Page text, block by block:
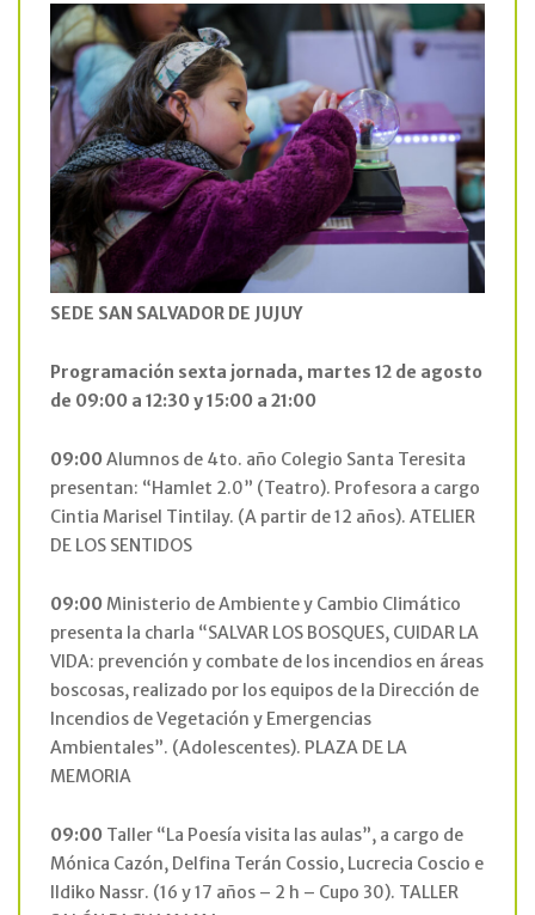
SEDE SAN SALVADOR DE JUJUY
Programación sexta jornada, martes 12 de agosto
de 09:00 a 12:30 y 15:00 a 21:00
09:00Alumnos de 4to. año Colegio Santa Teresita
presentan: “Hamlet 2.0” (Teatro). Profesora a cargo
Cintia Marisel Tintilay. (A partir de 12 años). ATELIER
DE LOS SENTIDOS
09:00Ministerio de Ambiente y Cambio Climático
presenta la charla “SALVAR LOS BOSQUES, CUIDAR LA
VIDA: prevención y combate de los incendios en áreas
boscosas, realizado por los equipos de la Dirección de
Incendios de Vegetación y Emergencias
Ambientales”. (Adolescentes). PLAZA DE LA
MEMORIA
09:00 Taller “La Poesía visita las aulas”, a cargo de
Mónica Cazón, Delfina Terán Cossio, Lucrecia Coscio e
Ildiko Nassr. (16 y 17 años – 2 h – Cupo 30). TALLER